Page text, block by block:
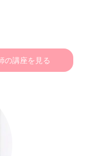
にも、
の講座を見る